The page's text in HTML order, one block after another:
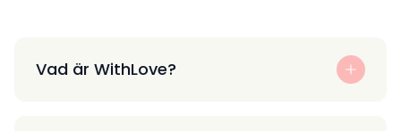
Vad är WithLove?